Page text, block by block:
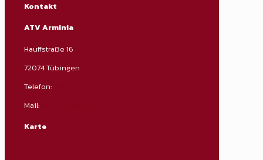
Kontakt
ATV Arminia
Hauffstraße 16
72074 Tübingen
Telefon:
Mail:
Karte